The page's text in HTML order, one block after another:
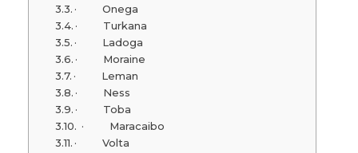
· Onega
· Turkana
· Ladoga
· Moraine
· Leman
· Ness
· Toba
· Maracaibo
· Volta